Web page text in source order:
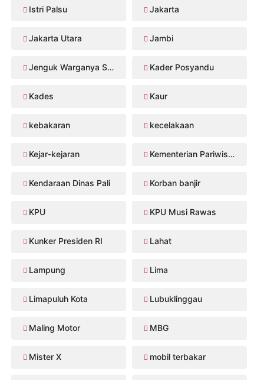
Istri Palsu Jakarta
Jakarta Utara Jambi
Jenguk Warganya Sakit Kader Posyandu
Kades Kaur
kebakaran kecelakaan
Kejar-kejaran Kementerian Pariwisata
Kendaraan Dinas Pali Korban banjir
KPU KPU Musi Rawas
Kunker Presiden RI Lahat
Lampung Lima
Limapuluh Kota Lubuklinggau
Maling Motor MBG
Mister X mobil terbakar